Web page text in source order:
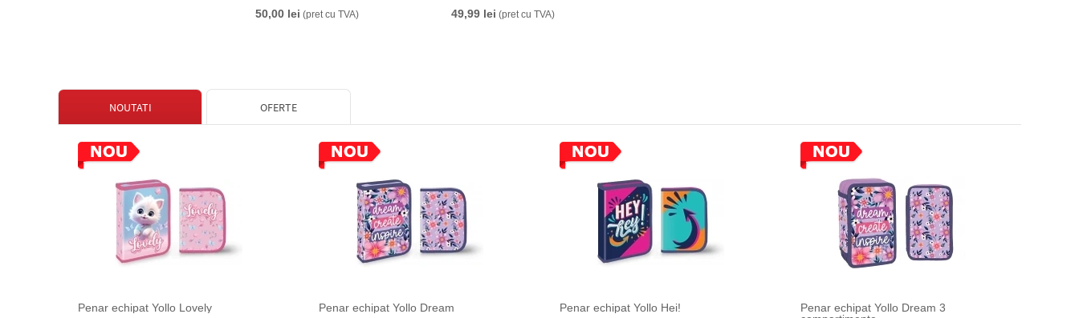
50,00 lei (pret cu TVA)
49,99 lei (pret cu TVA)
NOUTATI OFERTE
Penar echipat Yollo Lovely Penar echipat Yollo Dream Penar echipat Yollo Hei!
Penar echipat Yollo Dream 3